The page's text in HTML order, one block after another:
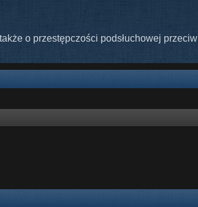
o przestępczości podsłuchowej